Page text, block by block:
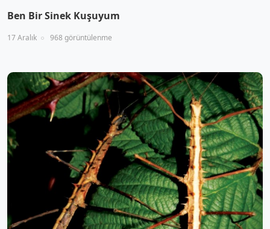
Ben Bir Sinek Kuşuyum
17 Aralık 968 görüntülenme